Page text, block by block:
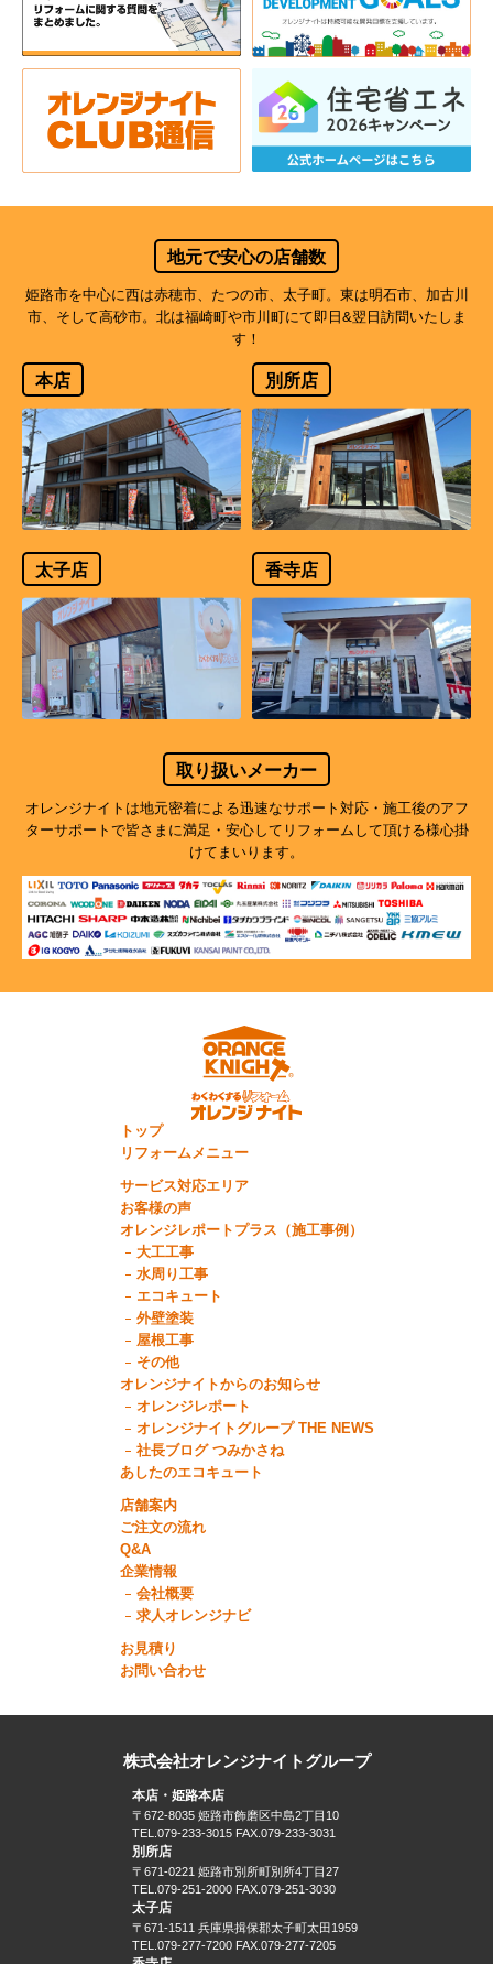
地元で安心の店舗数
姫路市を中心に西は赤穂市、たつの市、太子町。東は明石市、加古川
市、そして高砂市。北は福崎町や市川町にて即日&翌日訪問いたしま
す！
本店 別所店
太子店 香寺店
取り扱いメーカー
オレンジナイトは地元密着による迅速なサポート対応・施工後のアフ
ターサポートで皆さまに満足・安心してリフォームして頂ける様心掛
けてまいります。
トップ
リフォームメニュー
サービス対応エリア
お客様の声
オレンジレポートプラス（施工事例）
大工工事
水周り工事
エコキュート
外壁塗装
屋根工事
その他
オレンジナイトからのお知らせ
オレンジレポート
オレンジナイトグループ THE NEWS
社長ブログ つみかさね
あしたのエコキュート
店舗案内
ご注文の流れ
Q&A
企業情報
会社概要
求人オレンジナビ
お見積り
お問い合わせ
株式会社オレンジナイトグループ
本店・姫路本店
〒672-8035 姫路市飾磨区中島2丁目10
TEL.079-233-3015 FAX.079-233-3031
別所店
〒671-0221 姫路市別所町別所4丁目27
TEL.079-251-2000 FAX.079-251-3030
太子店
〒671-1511 兵庫県揖保郡太子町太田1959
TEL.079-277-7200 FAX.079-277-7205